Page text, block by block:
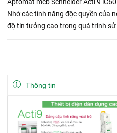
Nhờ các tính năng độc quyền của
độ tin tưởng cao trong quá trinh sử
Thông tin